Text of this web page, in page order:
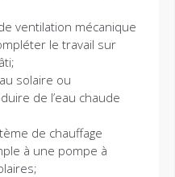
ventilation mécanique
le travail sur
solaire ou
de l’eau chaude
de chauffage
à une pompe à